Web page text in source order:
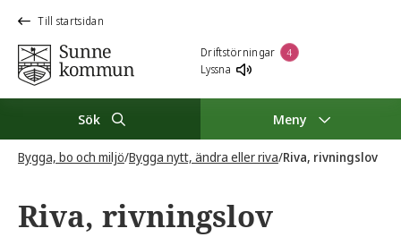
Till startsidan
Driftstörningar 4
Lyssna
Sök Meny
Bygga, bo och miljö/Bygga nytt, ändra eller riva/Riva, rivningslov
Riva, rivningslov